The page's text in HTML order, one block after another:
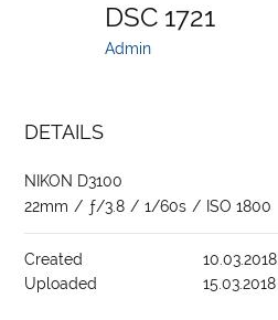
DSC 1721
Admin
DETAILS
NIKON D3100
22mm / ƒ/3.8 / 1/60s / ISO 1800
Created
10.03.2018
Uploaded
15.03.2018